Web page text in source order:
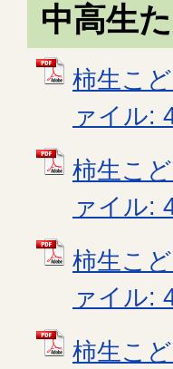
中高生
柿生こ
ァイル:
柿生こ
ァイル:
柿生こ
ァイル:
柿生こ